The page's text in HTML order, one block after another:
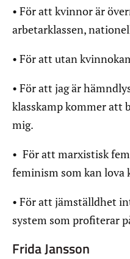
• För att kvinnor är
arbetarklassen,
• För att utan
• För att jag är
klasskamp kommer att
mig.
• För att marxistisk
feminism som kan lova
• För att jämställdhet
system som profiterar
Frida Jansson